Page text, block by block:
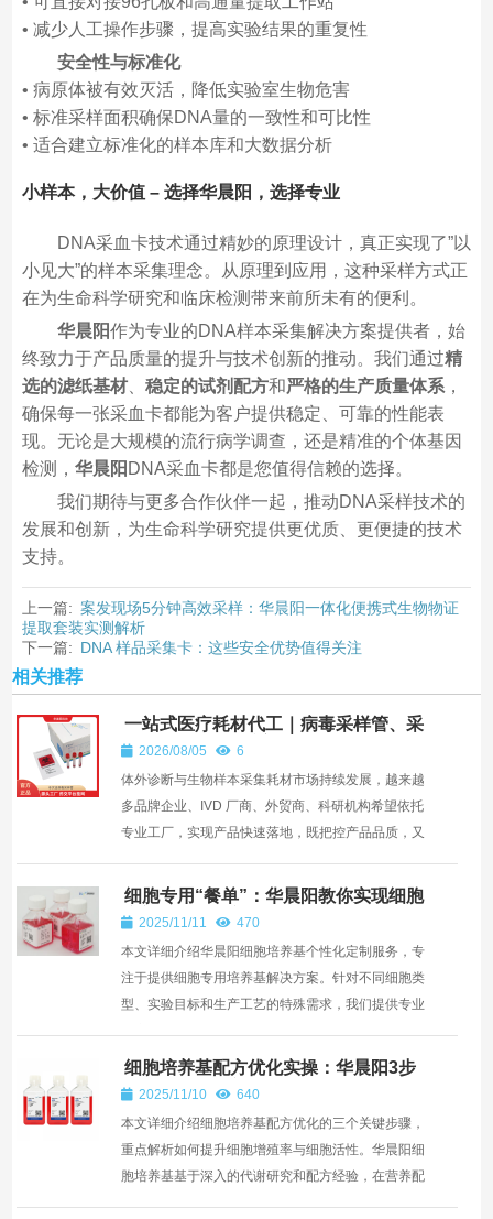
• 减少人工操作步骤，提高实验结果的重复性
安全性与标准化
• 病原体被有效灭活，降低实验室生物危害
• 标准采样面积确保DNA量的一致性和可比性
• 适合建立标准化的样本库和大数据分析
小样本，大价值 – 选择华晨阳，选择专业
DNA采血卡技术通过精妙的原理设计，真正实现了”以
小见大”的样本采集理念。从原理到应用，这种采样方式正
在为生命科学研究和临床检测带来前所未有的便利。
华晨阳作为专业的DNA样本采集解决方案提供者，始
终致力于产品质量的提升与技术创新的推动。我们通过精
选的滤纸基材、 稳定的试剂配方和严格的生产质量体系，
确保每一张采血卡都能为客户提供稳定、可靠的性能表
现。无论是大规模的流行病学调查，还是精准的个体基因
检测， 华晨阳 DNA采血卡都是您值得信赖的选择。
我们期待与更多合作伙伴一起，推动DNA采样技术的
发展和创新，为生命科学研究提供更优质、更便捷的技术
支持。
上一篇: 案发现场5分钟高效采样：华晨阳一体化便携式生物物证
提取套装实测解析
下一篇: DNA 样品采集卡：这些安全优势值得关注
相关推荐
一站式医疗耗材代工｜病毒采样管、采
样拭子、棉签杆注塑、来料加工服务
—— 深圳市华晨阳科技有限公司
2026/08/05
6
体外诊断与生物样本采集耗材市场持续发展，越来越
多品牌企业、IVD 厂商、外贸商、科研机构希望依托
专业工厂，实现产品快速落地，既把控产品品质，又
细胞专用“餐单”：华晨阳教你实现细胞
培养基个性化定制
2025/11/11
470
本文详细介绍华晨阳细胞培养基个性化定制服务，专
注于提供细胞专用培养基解决方案。针对不同细胞类
型、实验目标和生产工艺的特殊需求，我们提供专业
细胞培养基配方优化实操：华晨阳3步
提升细胞增殖率与活性
2025/11/10
640
本文详细介绍细胞培养基配方优化的三个关键步骤，
重点解析如何提升细胞增殖率与细胞活性。华晨阳细
胞培养基基于深入的代谢研究和配方经验，在营养配